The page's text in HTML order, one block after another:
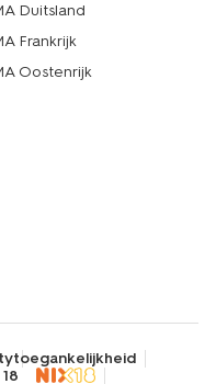
Duitsland
Frankrijk
Oostenrijk
toegankelijkheid